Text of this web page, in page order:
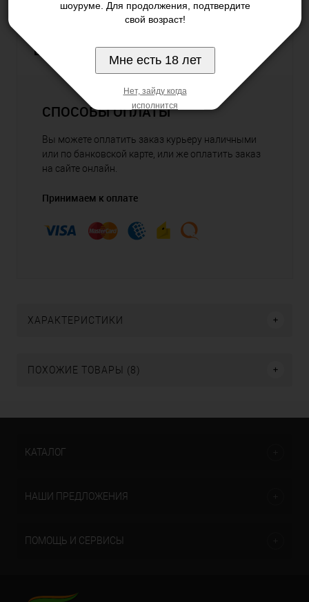
Бесплатно
СПОСОБЫ ОПЛАТЫ
Вы можете оплатить заказ курьеру наличными
или по банковской карте, или же оплатить заказ
на сайте онлайн.
Принимаем к оплате
ХАРАКТЕРИСТИКИ
ПОХОЖИЕ ТОВАРЫ (8)
КАТАЛОГ
НАШИ ПРЕДЛОЖЕНИЯ
ПОМОЩЬ И СЕРВИСЫ
шоуруме. Для продолжения, подтвердите
свой возраст!
Мне есть 18 лет
Нет, зайду когда
исполнится